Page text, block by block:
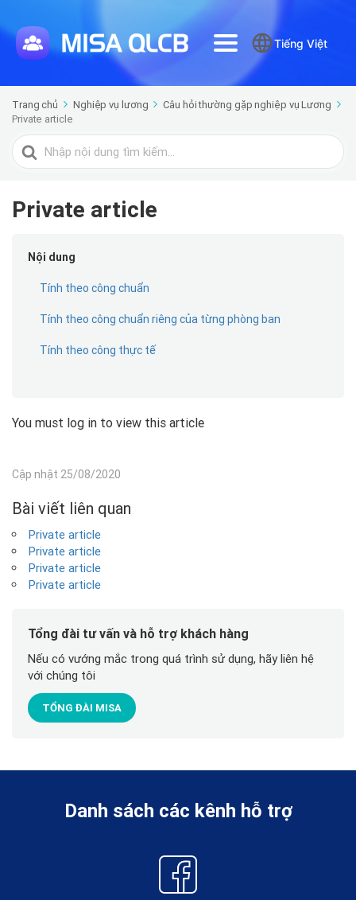
Tiếng Việt
Trang chủ Nghiệp vụ lương
Câu hỏi thường gặp nghiệp vụ Lương
Private article
Tìm
kiếm
Private article
Nội dung
Tính theo công chuẩn
Tính theo công chuẩn riêng của từng phòng ban
Tính theo công thực tế
You must log in to view this article
Cập nhật 25/08/2020
Bài viết liên quan
Private article
Private article
Private article
Private article
Tổng đài tư vấn và hỗ trợ khách hàng
Nếu có vướng mắc trong quá trình sử dụng, hãy liên hệ
với chúng tôi
TỔNG ĐÀI MISA
Danh sách các kênh hỗ trợ